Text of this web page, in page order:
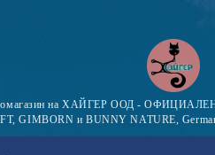
на ХАЙГЕР ООД -
GIMBORN и BUNNY NATURE,